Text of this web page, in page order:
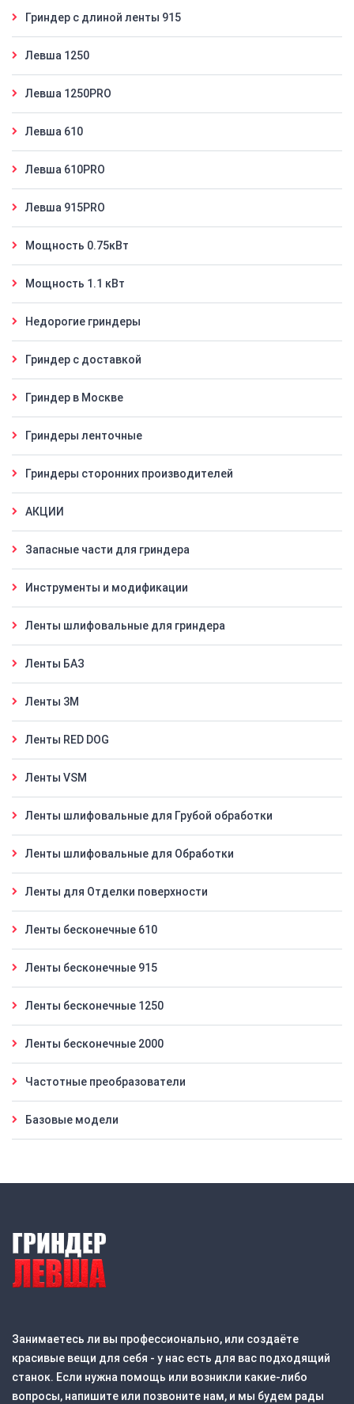
Гриндер с длиной ленты 915
Левша 1250
Левша 1250PRO
Левша 610
Левша 610PRO
Левша 915PRO
Мощность 0.75кВт
Мощность 1.1 кВт
Недорогие гриндеры
Гриндер с доставкой
Гриндер в Москве
Гриндеры ленточные
Гриндеры сторонних производителей
АКЦИИ
Запасные части для гриндера
Инструменты и модификации
Ленты шлифовальные для гриндера
Ленты БАЗ
Ленты 3M
Ленты RED DOG
Ленты VSM
Ленты шлифовальные для Грубой обработки
Ленты шлифовальные для Обработки
Ленты для Отделки поверхности
Ленты бесконечные 610
Ленты бесконечные 915
Ленты бесконечные 1250
Ленты бесконечные 2000
Частотные преобразователи
Базовые модели
Занимаетесь ли вы профессионально, или создаёте
красивые вещи для себя - у нас есть для вас подходящий
станок. Если нужна помощь или возникли какие-либо
вопросы, напишите или позвоните нам, и мы будем рады